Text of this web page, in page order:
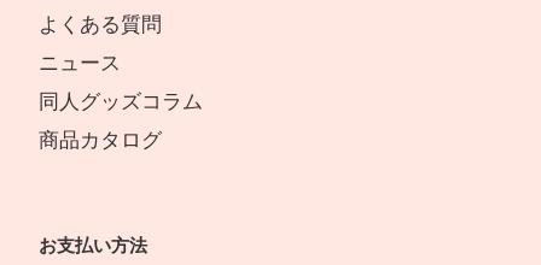
よくある質問
ニュース
同人グッズコラム
商品カタログ
お支払い方法